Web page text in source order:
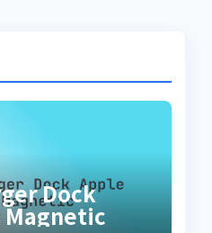
Dock
Magnetic